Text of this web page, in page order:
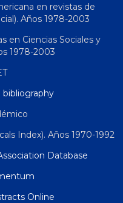
en revistas de
Años 1978-2003
en Ciencias Sociales y
1978-2003
bibliography
Index). Años 1970-1992
Database
Online